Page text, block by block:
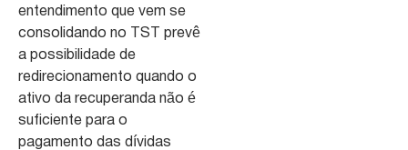
entendimento que vem se
consolidando no TST prevê
a possibilidade de
redirecionamento quando o
ativo da recuperanda não é
suficiente para o
pagamento das dívidas